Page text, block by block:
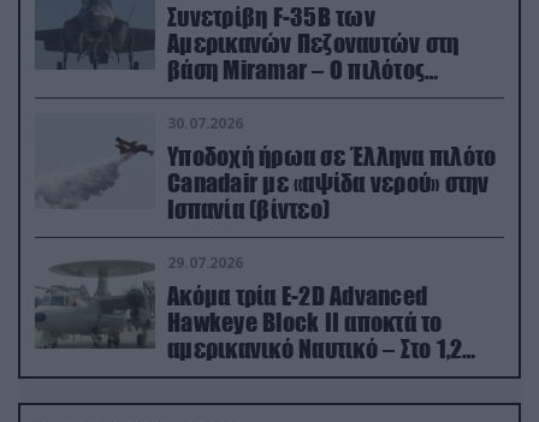
Συνετρίβη F-35B των
Αμερικανών Πεζοναυτών στη
βάση Miramar – Ο πιλότος
εκτινάχθηκε εγκαίρως
30.07.2026
Υποδοχή ήρωα σε Έλληνα πιλότο
Canadair με «αψίδα νερού» στην
Ισπανία (βίντεο)
29.07.2026
Ακόμα τρία E-2D Advanced
Hawkeye Block II αποκτά το
αμερικανικό Ναυτικό – Στο 1,2
δισ.δολάρια το κόστος